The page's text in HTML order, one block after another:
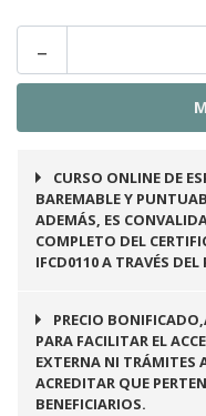
-
CURSO ONLINE DE
BAREMABLE Y
ADEMÁS, ES
COMPLETO DEL
IFCD0110 A TRAVÉS DEL
PRECIO
PARA FACILITAR EL
EXTERNA NI TRÁMITES
ACREDITAR QUE
BENEFICIARIOS.